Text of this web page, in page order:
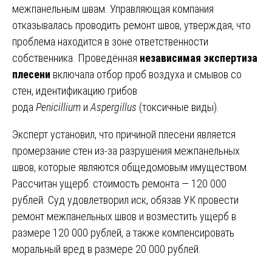
межпанельным швам. Управляющая компания
отказывалась проводить ремонт швов, утверждая, что
проблема находится в зоне ответственности
собственника. Проведённая независимая экспертиза
плесени включала отбор проб воздуха и смывов со
стен, идентификацию грибов
рода Penicillium и Aspergillus (токсичные виды).
Эксперт установил, что причиной плесени является
промерзание стен из-за разрушения межпанельных
швов, которые являются общедомовым имуществом.
Рассчитан ущерб: стоимость ремонта — 120 000
рублей. Суд удовлетворил иск, обязав УК провести
ремонт межпанельных швов и возместить ущерб в
размере 120 000 рублей, а также компенсировать
моральный вред в размере 20 000 рублей.